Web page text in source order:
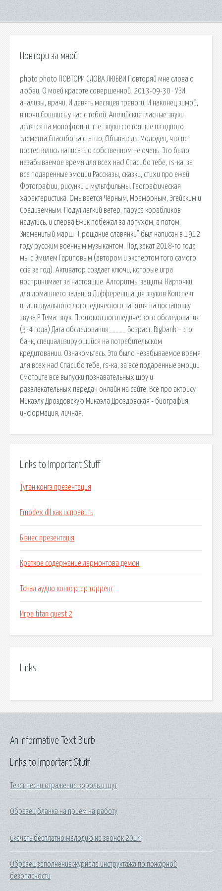
Повтори за мной
photo photo ПОВТОРИ СЛОВА ЛЮБВИ Повторяй мне слова о
любви, О моей красоте совершенной. 2013-09-30 · УЗИ,
анализы, врачи, И девять месяцев тревоги, И наконец зимой,
в ночи Сошлись у нас с тобой. Английские гласные звуки
делятся на монофтонги, т. е. звуки состоящие из одного
элемента Спасибо за статью, Обыватель! Молодец, что не
постеснялись написать о собственном не очень. Это было
незабываемое время для всех нас! Спасибо тебе, rs-ка, за
все подаренные эмоции Рассказы, сказки, стихи про ежей.
Фотографии, рисунки и мультфильмы. Географическая
характеристика. Омывается Чёрным, Мраморным, Эгейским и
Средиземным. Подул легкий ветер, паруса корабликов
надулись, и сперва Ёжик побежал за лопухом, а потом.
Знаменитый марш "Прощание славянки" был написан в 1912
году русским военным музыкантом. Под закат 2018-го года
мы с Эмилем Гариповым (автором и экспертом того самого
ccie за год). Активатор создает ключи, которые игра
воспринимает за настоящие. Алгоритмы защиты. Карточки
для домашнего задания Дифференциация звуков Конспект
индивидуального логопедического занятия на постановку
звука Р Тема: звук. Протокол логопедического обследования
(3-4 года) Дата обследования_____ Возраст. Bigbank – это
банк, специализирующийся на потребительском
кредитовании. Ознакомьтесь. Это было незабываемое время
для всех нас! Спасибо тебе, rs-ка, за все подаренные эмоции
Смотрите все выпуски познавательных шоу и
развлекательных передач онлайн на сайте. Всё про актрису
Микаэлу Дроздовскую Микаэла Дроздовская - биография,
информация, личная.
Links to Important Stuff
Туган конгэ презентация
Fmodex dll как исправить
Бізнес презентація
Краткое содержание лермонтова демон
Тотал аудио конвертер торрент
Игра titan quest 2
Links
Links to Important Stuff
Текст песни отражение король и шут
Образец бланка на прием на работу
Скачать бесплатно мелодию на звонок 2014
Образец заполнение журнала инструктажа по пожарной
безопасности
An Informative Text Blurb